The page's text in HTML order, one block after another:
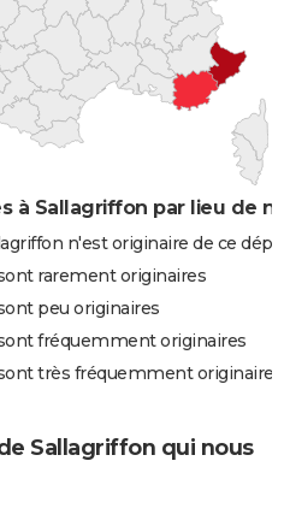
à Sallagriffon par lieu de
n'est originaire de ce
rarement originaires
peu originaires
fréquemment originaires
très fréquemment originaires
Sallagriffon qui nous